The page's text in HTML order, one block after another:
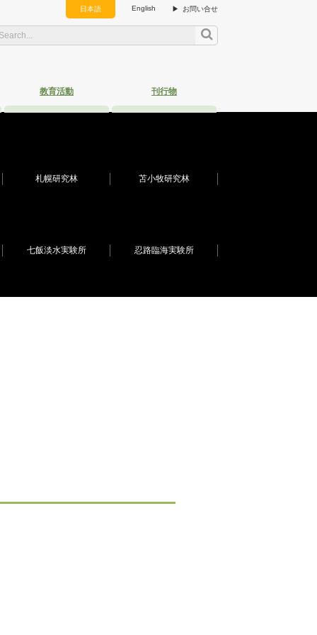
お問い合せ
English
日本語
教育活動 刊行物
札幌研究林
苫小牧研究林
七飯淡水実験所
忍路臨海実験所